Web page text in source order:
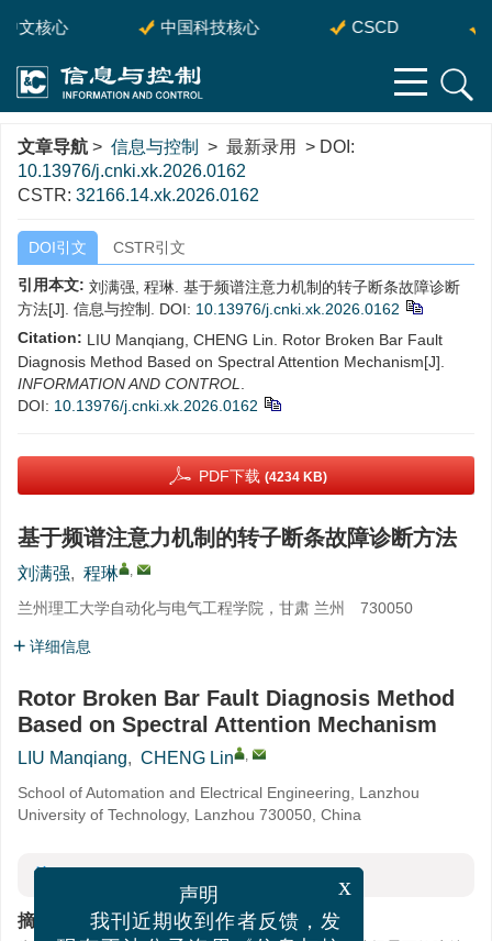
文核心 中国科技核心 CSCD
文章导航 > 信息与控制
> 最新录用 > DOI:
10.13976/j.cnki.xk.2026.0162
CSTR: 32166.14.xk.2026.0162
DOI引文 CSTR引文
引用本文: 刘满强, 程琳. 基于频谱注意力机制的转子断条故障诊断
方法[J]. 信息与控制. DOI: 10.13976/j.cnki.xk.2026.0162
Citation: LIU Manqiang, CHENG Lin. Rotor Broken Bar Fault
Diagnosis Method Based on Spectral Attention Mechanism[J].
INFORMATION AND CONTROL
DOI: 10.13976/j.cnki.xk.2026.0162
PDF下载 (4234 KB)
基于频谱注意力机制的转子断条故障诊断方法
刘满强, 程琳 ,
兰州理工大学自动化与电气工程学院，甘肃 兰州 730050
详细信息
Rotor Broken Bar Fault Diagnosis Method
Based on Spectral Attention Mechanism
LIU Manqiang, CHENG Lin ,
School of Automation and Electrical Engineering, Lanzhou
University of Technology, Lanzhou 730050, China
摘要
摘要:
x
声明
我刊近期收到作者反馈，发